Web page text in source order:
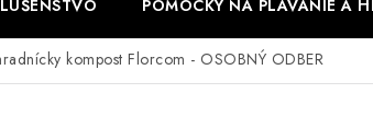
POMÔCKY NA PLÁVANIE A
kompost Florcom - OSOBNÝ ODBER